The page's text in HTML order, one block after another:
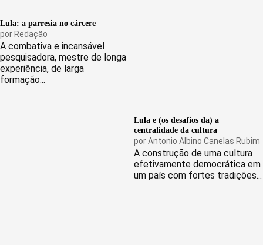
Lula: a parresia no cárcere
por Redação
A combativa e incansável
pesquisadora, mestre de longa
experiência, de larga
formação...
Lula e (os desafios da) a
centralidade da cultura
porAntonio Albino Canelas Rubim
A construção de uma cultura
efetivamente democrática em
um país com fortes tradições...